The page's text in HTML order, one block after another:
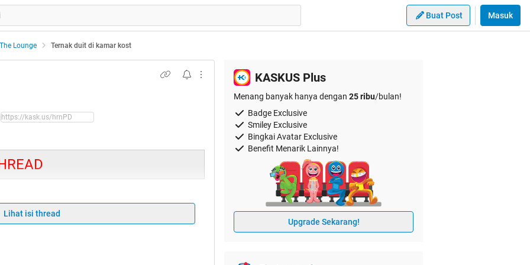
Buat Post Masuk
The Lounge Ternak duit di kamar kost
Beberapa hari yang lalu mungkin agan2
susah. Ini triknya!
jadi HT ane bakal bikinin thread lanjutan
Lihat isi thread
KASKUS Plus
Menang banyak hanya dengan 25 ribu/bulan!
Badge Exclusive
Smiley Exclusive
Bingkai Avatar Exclusive
Benefit Menarik Lainnya!
Upgrade Sekarang!